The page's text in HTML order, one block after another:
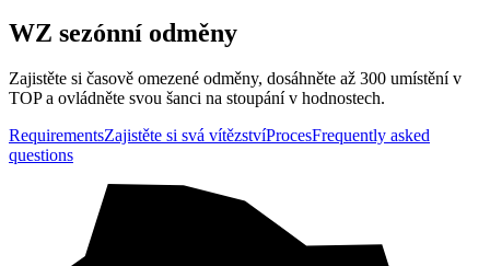
WZ sezónní odměny
Zajistěte si časově omezené odměny, dosáhněte až 300 umístění v
TOP a ovládněte svou šanci na stoupání v hodnostech.
RequirementsZajistěte si svá vítězstvíProcesFrequently asked
questions